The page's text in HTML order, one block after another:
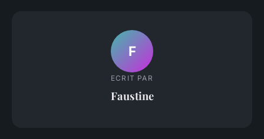
F
ECRIT PAR
Faustine